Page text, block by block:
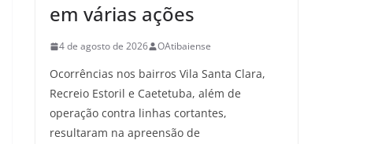
em várias ações
4 de agosto de 2026 OAtibaiense
Ocorrências nos bairros Vila Santa Clara,
Recreio Estoril e Caetetuba, além de
operação contra linhas cortantes,
resultaram na apreensão de